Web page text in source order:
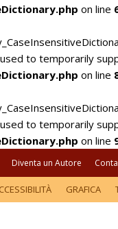
on line
to temporarily
on line
to temporarily
on line
Diventa un Autore
GRAFICA